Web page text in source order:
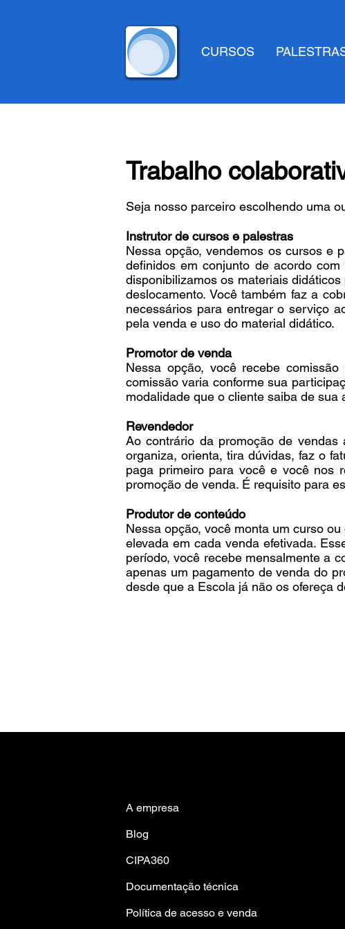
CURSOS
Trabalho
Seja nosso parceiro escolhendo uma
Instrutor de cursos e palestras
Nessa opção, vendemos os cursos e
definidos em conjunto de acordo
disponibilizamos os materiais
deslocamento. Você também faz a
necessários para entregar o serviço
pela venda e uso do material didático.
Promotor de venda
Nessa opção, você recebe
comissão varia conforme sua
modalidade que o cliente saiba de sua
Revendedor
Ao contrário da promoção de
organiza, orienta, tira dúvidas, faz o
paga primeiro para você e você nos
promoção de venda. É requisito para
Produtor de conteúdo
Nessa opção, você monta um curso
elevada em cada venda efetivada.
período, você recebe mensalmente a
apenas um pagamento de venda do
desde que a Escola já não os ofereça
A empresa
Blog
CIPA360
Documentação técnica
Política de acesso e venda